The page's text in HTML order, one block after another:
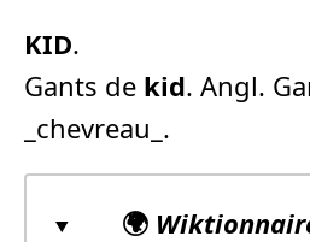
KID.
Gants de kid. Angl.
_chevreau_.
🌍